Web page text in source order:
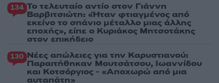
134 Το τελευταίο αντίο στον Γιάννη
Βαρβιτσιώτη: «Ήταν φτιαγμένος από
εκείνο το σπάνιο μέταλλο μιας άλλης
εποχής», είπε ο Κυριάκος Μητσοτάκης
στον επικήδειο
130 Νέες απώλειες για την Καρυστιανού:
Παραιτήθηκαν Μουτσάτσου, Ιωαννίδου
και Κοτσόργιος - «Αποχωρώ από μια
αυταπάτη»